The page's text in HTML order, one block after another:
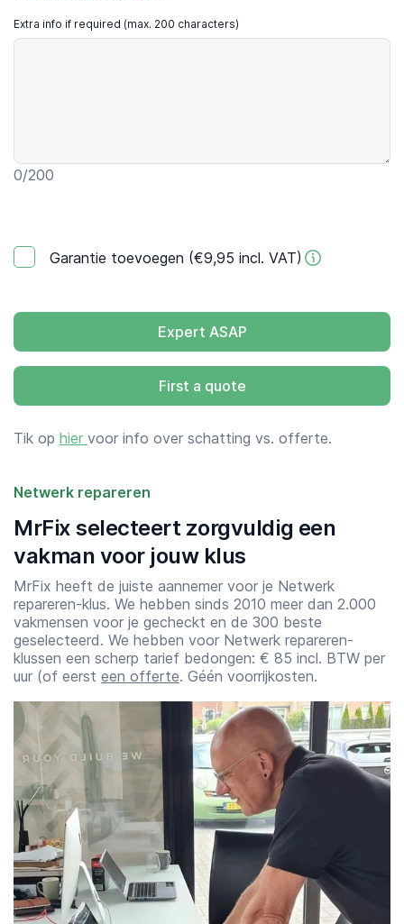
Extra info if required (max. 200 characters)
0/200
Garantie toevoegen (€9,95 incl. VAT)
Expert ASAP
First a quote
Tik op hier voor info over schatting vs. offerte.
Netwerk repareren
MrFix selecteert zorgvuldig een
vakman voor jouw klus
MrFix heeft de juiste aannemer voor je Netwerk
repareren-klus. We hebben sinds 2010 meer dan 2.000
vakmensen voor je gecheckt en de 300 beste
geselecteerd. We hebben voor Netwerk repareren-
klussen een scherp tarief bedongen: € 85 incl. BTW per
uur (of eerst een offerte. Géén voorrijkosten.